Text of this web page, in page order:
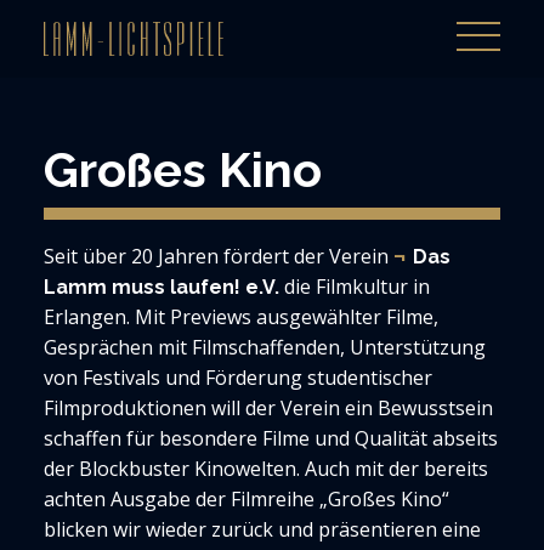
Großes Kino
Seit über 20 Jahren fördert der Verein
Das
Lamm muss laufen! e.V. die Filmkultur in
Erlangen. Mit Previews ausgewählter Filme,
Gesprächen mit Filmschaffenden, Unterstützung
von Festivals und Förderung studentischer
Filmproduktionen will der Verein ein Bewusstsein
schaffen für besondere Filme und Qualität abseits
der Blockbuster Kinowelten. Auch mit der bereits
achten Ausgabe der Filmreihe „Großes Kino“
blicken wir wieder zurück und präsentieren eine